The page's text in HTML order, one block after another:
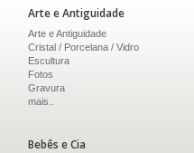
Arte e Antiguidade
Arte e Antiguidade
Cristal / Porcelana / Vidro
Escultura
Fotos
Gravura
mais..
Bebês e Cia